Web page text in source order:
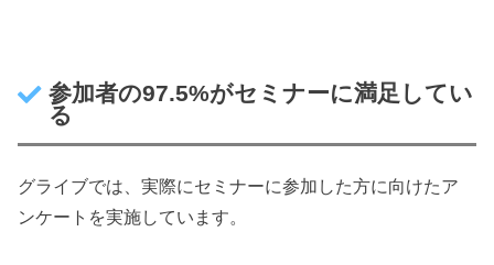
参加者の97.5%がセミナーに満足してい
る
グライブでは、実際にセミナーに参加した方に向けたア
ンケートを実施しています。